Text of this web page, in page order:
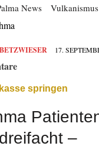
News Vulkanismus
17.
springen
–